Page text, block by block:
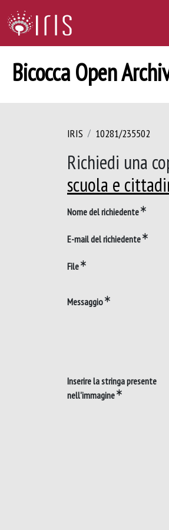
Bicocca Open
IRIS 10281/235502
Richiedi una
scuola e
Nome del richiedente
E-mail del richiedente
File
Messaggio
Inserire la stringa presente
nell'immagine